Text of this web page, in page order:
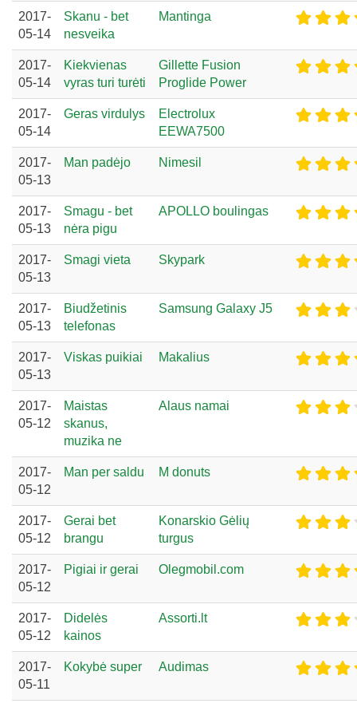
2017-
05-14
Skanu - bet
nesveika
Mantinga
2017-
05-14
Kiekvienas
vyras turi turėti
Gillette Fusion
Proglide Power
2017-
05-14
Geras virdulys
Electrolux
EEWA7500
2017-
05-13
Man padėjo Nimesil
2017-
05-13
Smagu - bet
nėra pigu
APOLLO boulingas
2017-
05-13
Smagi vieta Skypark
2017-
05-13
Biudžetinis
telefonas
Samsung Galaxy J5
2017-
05-13
Viskas puikiai Makalius
2017-
05-12
Maistas
skanus,
muzika ne
Alaus namai
2017-
05-12
Man per saldu M donuts
2017-
05-12
Gerai bet
brangu
Konarskio Gėlių
turgus
2017-
05-12
Pigiai ir gerai Olegmobil.com
2017-
05-12
Didelės
kainos
Assorti.lt
2017-
05-11
Kokybė super Audimas